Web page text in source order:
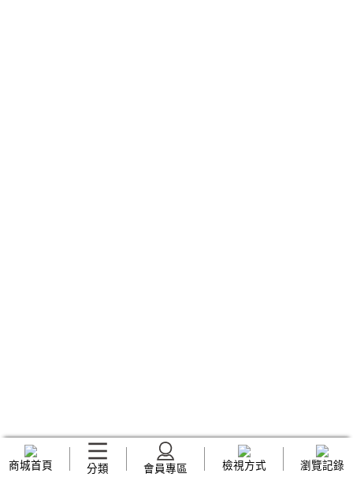
商城首頁 分類 會員專區 檢視方式 瀏覽記錄